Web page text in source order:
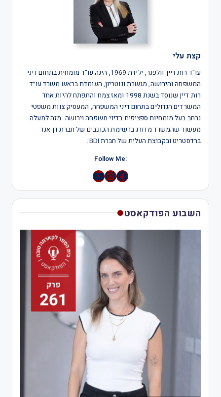
קצת עלי
עו"ד רות דיין-וולפנר, ילידת 1969, הינה עו"ד מומחית בתחום דיני
המשפחה והירושה, מגשרת ונוטריון, העומדת בראש משרד עו״ד
רות דיין שנוסד בשנת 1998 ומאז צמח והתפתח להיות אחד
המשרדים הגדולים בתחום דיני המשפחה, המעסיק צוות משפטי
נרחב בעל מומחיות ספציפית בדיני משפחה וירושה. מזה למעלה
מעשור שהמשרד מדורג ברשימת הכוכבים של חברת דן אנד
ברדסטריט ובקבוצת העלית של חברת BDI.
:Follow Me
Instagram
YouTube
השבוע הפודקאסט